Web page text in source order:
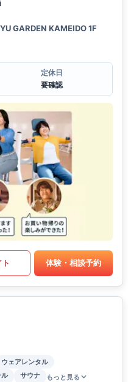
GARDEN KAMEIDO 1F
定休日
要確認
ト 体験・相談予約
ウェアレンタル
ル サウナ もっと見る